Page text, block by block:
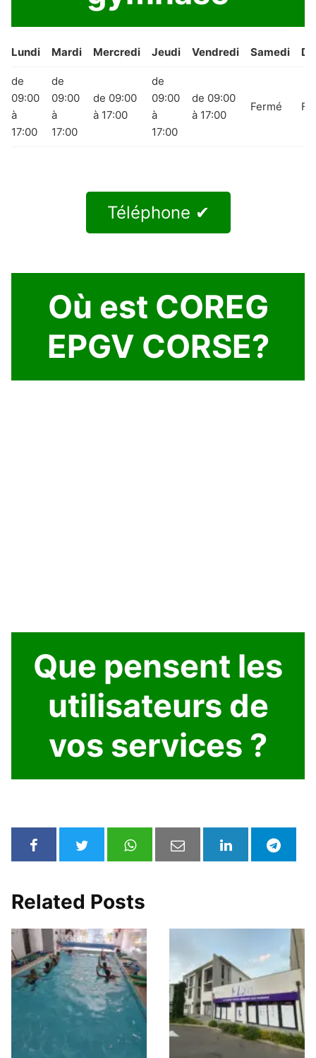
Lundi Mardi Mercredi Jeudi Vendredi Samedi
de
09:00
à
17:00
de
09:00
à
17:00
de 09:00
à 17:00
de
09:00
à
17:00
de 09:00
à 17:00
Fermé
Téléphone ✔
Où est COREG
EPGV CORSE?
Que pensent les
utilisateurs de
vos services ?
Related Posts